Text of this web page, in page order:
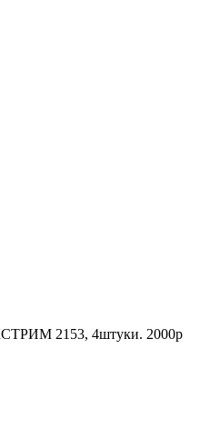
2153, 4штуки. 2000р